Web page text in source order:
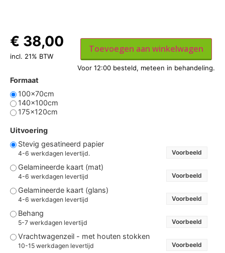
Formaat
100x70cm
140x100cm
175x120cm
Uitvoering
Stevig gesatineerd papier
4-6 werkdagen levertijd. Voorbeeld
Gelamineerde kaart (mat)
4-6 werkdagen levertijd Voorbeeld
Gelamineerde kaart (glans)
4-6 werkdagen levertijd Voorbeeld
Behang
5-7 werkdagen levertijd Voorbeeld
Vrachtwagenzeil - met houten stokken
10-15 werkdagen levertijd Voorbeeld
€ 38,00
incl. 21% BTW
Toevoegen aan winkelwagen